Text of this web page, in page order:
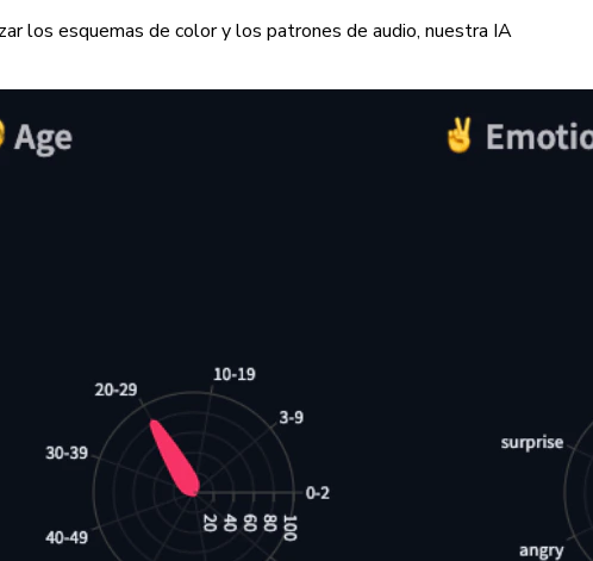
los esquemas de color y los patrones de audio, nuestra IA